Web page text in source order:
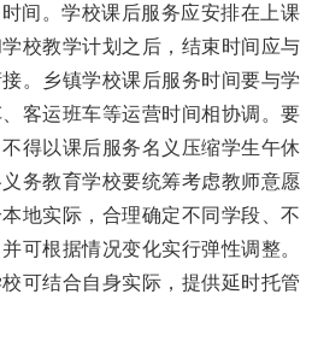
时间。学校课后服务应安排在上课
校教学计划之后，结束时间应与
。乡镇学校课后服务时间要与学
客运班车等运营时间相协调。要
得以课后服务名义压缩学生午休
务教育学校要统筹考虑教师意愿
地实际，合理确定不同学段、不
可根据情况变化实行弹性调整。
可结合自身实际，提供延时托管